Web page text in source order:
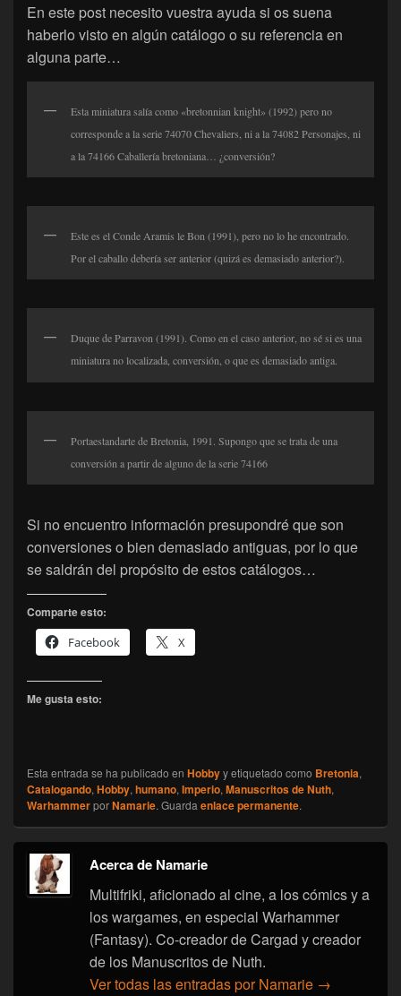
En este post necesito vuestra ayuda si os suena
haberlo visto en algún catálogo o su referencia en
alguna parte…
Esta miniatura salía como «bretonnian knight» (1992) pero no
corresponde a la serie 74070 Chevaliers, ni a la 74082 Personajes, ni
a la 74166 Caballería bretoniana… ¿conversión?
Este es el Conde Aramis le Bon (1991), pero no lo he encontrado.
Por el caballo debería ser anterior (quizá es demasiado anterior?).
Duque de Parravon (1991). Como en el caso anterior, no sé si es una
miniatura no localizada, conversión, o que es demasiado antiga.
Portaestandarte de Bretonia, 1991. Supongo que se trata de una
conversión a partir de alguno de la serie 74166
Si no encuentro información presupondré que son
conversiones o bien demasiado antiguas, por lo que
se saldrán del propósito de estos catálogos…
Comparte esto:
Facebook
X
Me gusta esto:
Esta entrada se ha publicado en Hobbyy etiquetado como Bretonia,
Catalogando, Hobby, humano, Imperio, Manuscritos de Nuth,
WarhammerporNamarie. Guarda enlace permanente.
Acerca de Namarie
Multifriki, aficionado al cine, a los cómics y a
los wargames, en especial Warhammer
(Fantasy). Co-creador de Cargad y creador
de los Manuscritos de Nuth.
Ver todas las entradas por Namarie →